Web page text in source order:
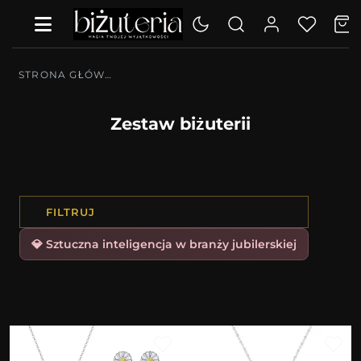
STRONA GŁÓWNA
Zestaw biżuterii
FILTRUJ
💎 Sztuczna inteligencja w branży jubilerskiej